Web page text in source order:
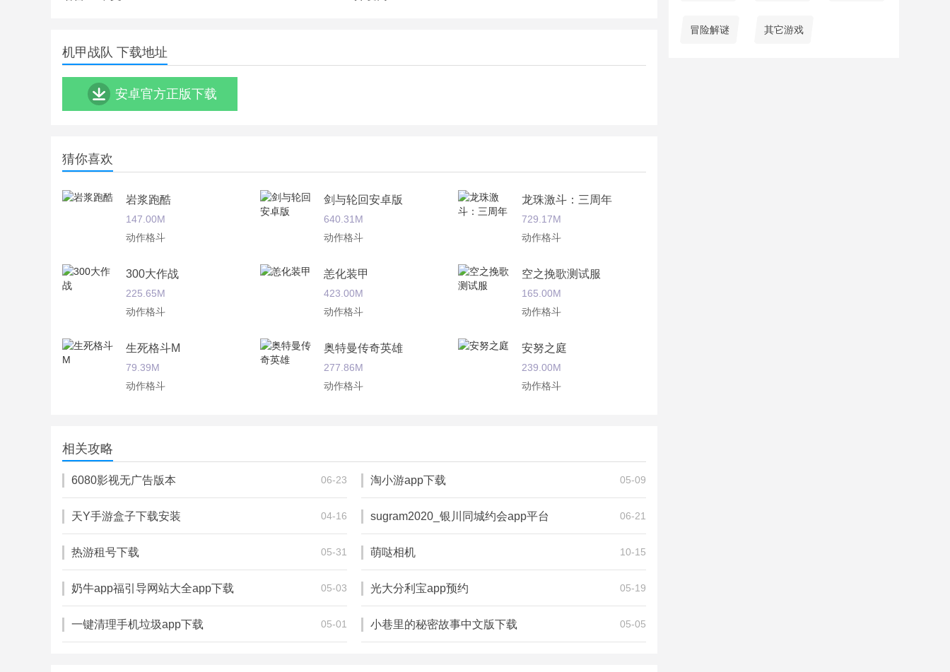
机甲战队 下载地址
安卓官方正版下载
猜你喜欢
岩浆跑酷
147.00M
动作格斗
剑与轮回安卓版
640.31M
动作格斗
龙珠激斗：三周年
729.17M
动作格斗
300大作战
225.65M
动作格斗
恙化装甲
423.00M
动作格斗
空之挽歌测试服
165.00M
动作格斗
生死格斗M
79.39M
动作格斗
奥特曼传奇英雄
277.86M
动作格斗
安努之庭
239.00M
动作格斗
动作格斗
动作格斗
动作格斗
相关攻略
6080影视无广告版本 06-23 淘小游app下载 05-09
天Y手游盒子下载安装 04-16 sugram2020_银川同城约会app平台 06-21
热游租号下载 05-31 萌哒相机 10-15
奶牛app福引导网站大全app下载 05-03 光大分利宝app预约 05-19
一键清理手机垃圾app下载 05-01 小巷里的秘密故事中文版下载 05-05
冒险解谜 其它游戏